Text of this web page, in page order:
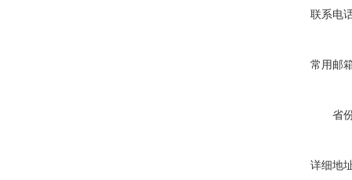
联系电
常用邮
省
详细地